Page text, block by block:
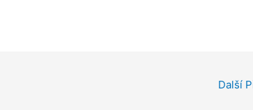
Další